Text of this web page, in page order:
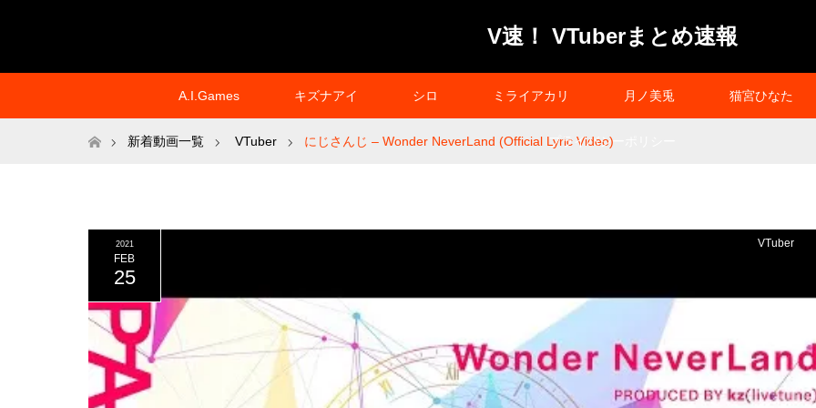
V速！ VTuberまとめ速報
A.I.Games キズナアイ シロ ミライアカリ 月ノ美兎 猫宮ひなた
プライバシーポリシー
ホーム新着動画一覧 VTuber にじさんじ – Wonder NeverLand (Official Lyric Video)
2021
FEB
25
VTuber